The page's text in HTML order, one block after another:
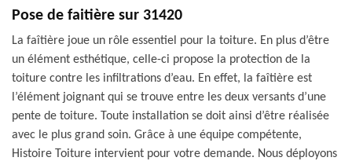
Pose de faitière sur 31420
La faîtière joue un rôle essentiel pour la toiture. En plus d’être
un élément esthétique, celle-ci propose la protection de la
toiture contre les infiltrations d’eau. En effet, la faîtière est
l’élément joignant qui se trouve entre les deux versants d’une
pente de toiture. Toute installation se doit ainsi d’être réalisée
avec le plus grand soin. Grâce à une équipe compétente,
Histoire Toiture intervient pour votre demande. Nous déployons